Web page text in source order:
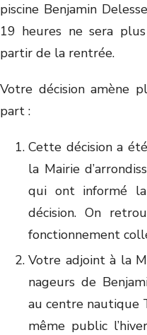
piscine Benjamin
19 heures ne sera
partir de la rentrée.
Votre décision amène
part :
Cette décision a
la Mairie
qui ont informé
décision. On
fonctionnement
Votre adjoint à la
nageurs de
au centre nautique
même public